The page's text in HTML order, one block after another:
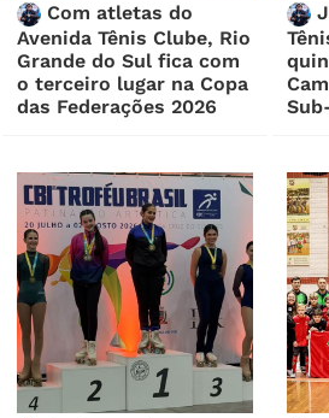
Com atletas do
Avenida Tênis Clube, Rio
Grande do Sul fica com
o terceiro lugar na Copa
das Federações 2026